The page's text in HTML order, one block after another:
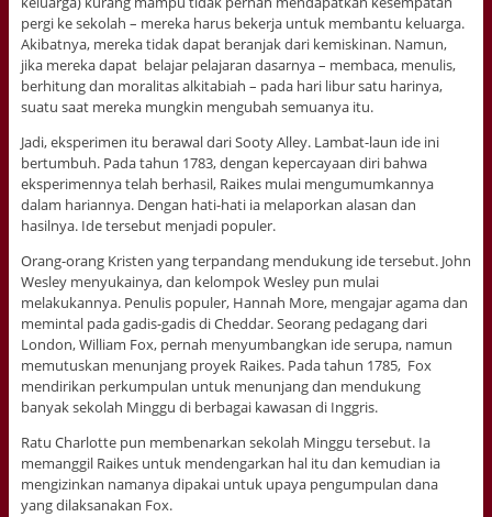
pergi ke sekolah – mereka harus bekerja untuk membantu keluarga.
Akibatnya, mereka tidak dapat beranjak dari kemiskinan. Namun,
jika mereka dapat belajar pelajaran dasarnya – membaca, menulis,
berhitung dan moralitas alkitabiah – pada hari libur satu harinya,
suatu saat mereka mungkin mengubah semuanya itu.
Jadi, eksperimen itu berawal dari Sooty Alley. Lambat-laun ide ini
bertumbuh. Pada tahun 1783, dengan kepercayaan diri bahwa
eksperimennya telah berhasil, Raikes mulai mengumumkannya
dalam hariannya. Dengan hati-hati ia melaporkan alasan dan
hasilnya. Ide tersebut menjadi populer.
Orang-orang Kristen yang terpandang mendukung ide tersebut. John
Wesley menyukainya, dan kelompok Wesley pun mulai
melakukannya. Penulis populer, Hannah More, mengajar agama dan
memintal pada gadis-gadis di Cheddar. Seorang pedagang dari
London, William Fox, pernah menyumbangkan ide serupa, namun
memutuskan menunjang proyek Raikes. Pada tahun 1785, Fox
mendirikan perkumpulan untuk menunjang dan mendukung
banyak sekolah Minggu di berbagai kawasan di Inggris.
Ratu Charlotte pun membenarkan sekolah Minggu tersebut. Ia
memanggil Raikes untuk mendengarkan hal itu dan kemudian ia
mengizinkan namanya dipakai untuk upaya pengumpulan dana
yang dilaksanakan Fox.